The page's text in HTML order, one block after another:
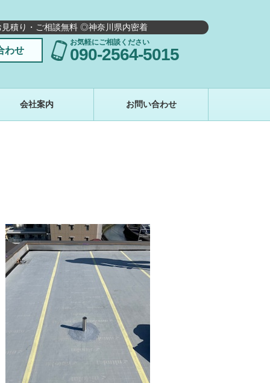
見積り・ご相談無料 ◎神奈川県内密着
わせ
お気軽にご相談ください
090-2564-5015
会社案内 お問い合わせ